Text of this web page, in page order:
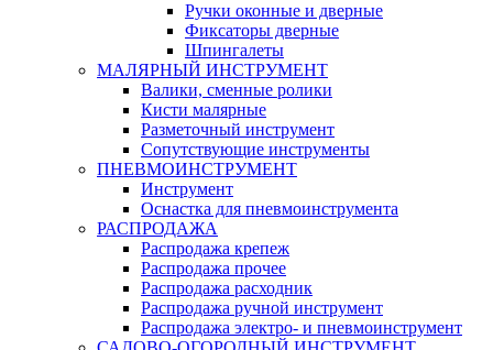
Ручки оконные и дверные
Фиксаторы дверные
Шпингалеты
МАЛЯРНЫЙ ИНСТРУМЕНТ
Валики, сменные ролики
Кисти малярные
Разметочный инструмент
Сопутствующие инструменты
ПНЕВМОИНСТРУМЕНТ
Инструмент
Оснастка для пневмоинструмента
РАСПРОДАЖА
Распродажа крепеж
Распродажа прочее
Распродажа расходник
Распродажа ручной инструмент
Распродажа электро- и пневмоинструмент